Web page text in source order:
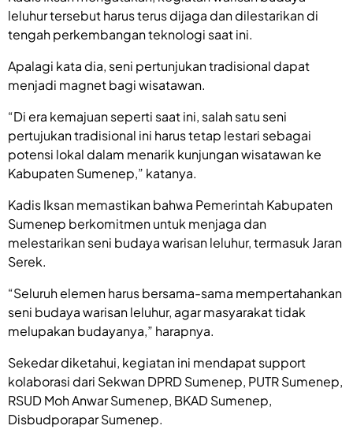
leluhur tersebut harus terus dijaga dan dilestarikan di
tengah perkembangan teknologi saat ini.
Apalagi kata dia, seni pertunjukan tradisional dapat
menjadi magnet bagi wisatawan.
“Di era kemajuan seperti saat ini, salah satu seni
pertujukan tradisional ini harus tetap lestari sebagai
potensi lokal dalam menarik kunjungan wisatawan ke
Kabupaten Sumenep,” katanya.
Kadis Iksan memastikan bahwa Pemerintah Kabupaten
Sumenep berkomitmen untuk menjaga dan
melestarikan seni budaya warisan leluhur, termasuk Jaran
Serek.
“Seluruh elemen harus bersama-sama mempertahankan
seni budaya warisan leluhur, agar masyarakat tidak
melupakan budayanya,” harapnya.
Sekedar diketahui, kegiatan ini mendapat support
kolaborasi dari Sekwan DPRD Sumenep, PUTR Sumenep,
RSUD Moh Anwar Sumenep, BKAD Sumenep,
Disbudporapar Sumenep.